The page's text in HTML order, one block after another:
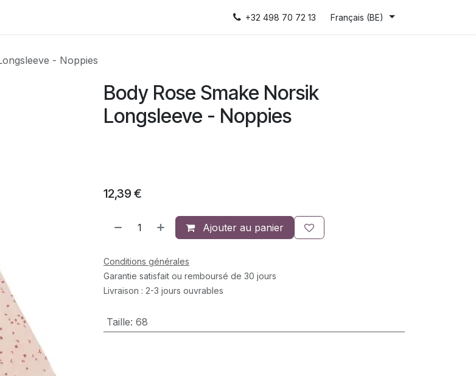
+32 498 70 72 13 Français (BE)
- Noppies
Body Rose Smake Norsik
Longsleeve - Noppies
12,39€
Ajouter au panier
Conditions générales
Garantie satisfait ou remboursé de 30 jours
Livraison : 2-3 jours ouvrables
Taille: 68